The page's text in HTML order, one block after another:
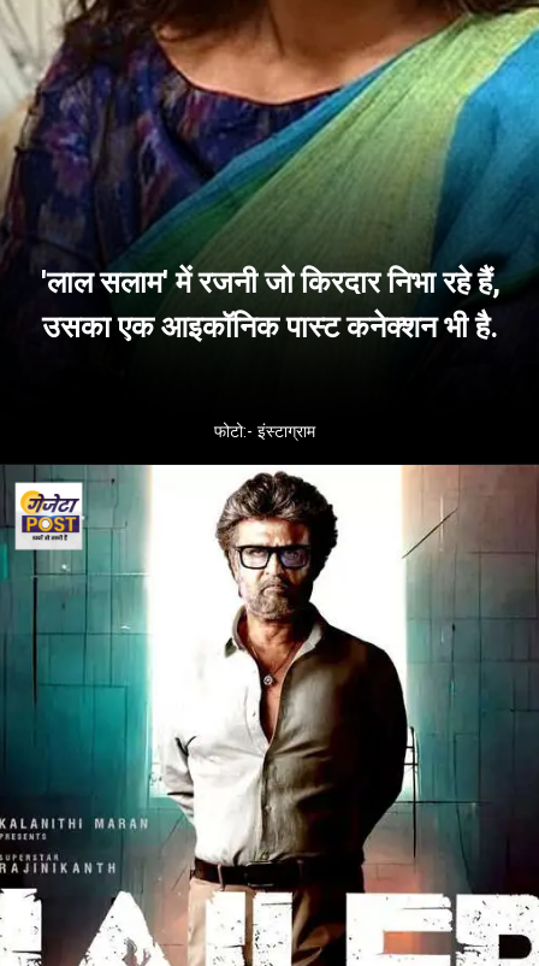
'लाल सलाम' में रजनी जो किरदार निभा रहे हैं,
उसका एक आइकॉनिक पास्ट कनेक्शन भी है.
फोटो:- इंस्टाग्राम